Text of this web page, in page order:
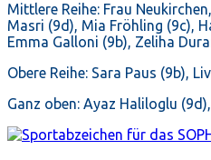
Mittlere Reihe: Frau
Masri (9d), Mia Fröhling (9c),
Emma Galloni (9b), Zeliha
Obere Reihe: Sara Paus (9b),
Ganz oben: Ayaz Haliloglu